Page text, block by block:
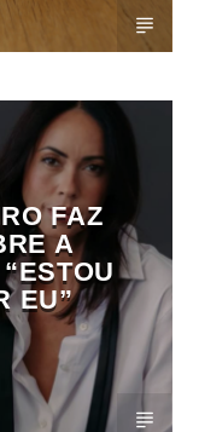
FAZ
A
EU”